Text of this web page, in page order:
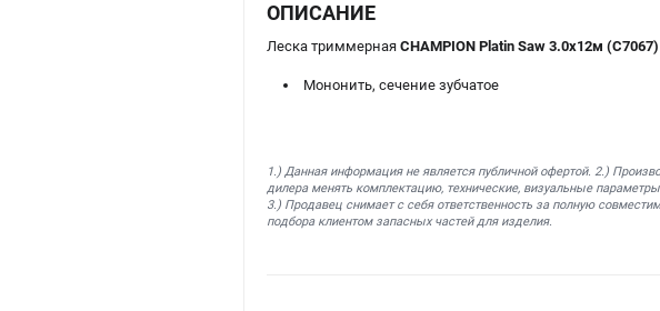
ОПИСАНИЕ
Леска триммерная CHAMPION Platin Saw 3.0х12м (C7067)
Мононить, сечение зубчатое
1.) Данная информация не является публичной офертой. 2.)
дилера менять комплектацию, технические, визуальные
3.) Продавец снимает с себя ответственность за полную
подбора клиентом запасных частей для изделия.